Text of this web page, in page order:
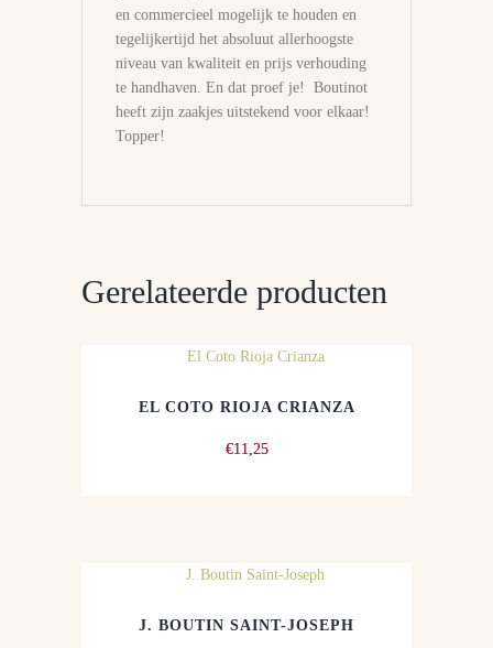
en commercieel mogelijk te houden en
tegelijkertijd het absoluut allerhoogste
niveau van kwaliteit en prijs verhouding
te handhaven. En dat proef je! Boutinot
heeft zijn zaakjes uitstekend voor elkaar!
Topper!
Gerelateerde producten
EL COTO RIOJA CRIANZA
€11,25
J. BOUTIN SAINT-JOSEPH